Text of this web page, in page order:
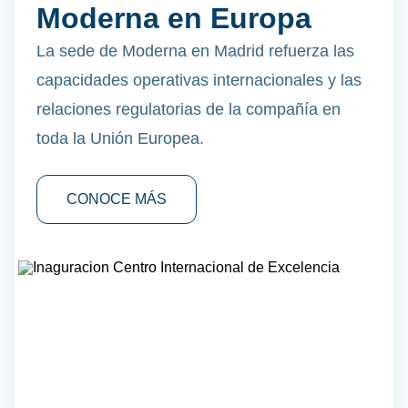
Moderna en Europa
La sede de Moderna en Madrid refuerza las
capacidades operativas internacionales y las
relaciones regulatorias de la compañía en
toda la Unión Europea.
CONOCE MÁS